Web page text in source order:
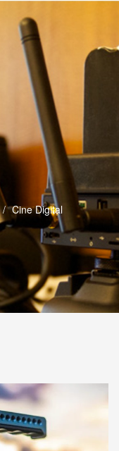
Cine Digital